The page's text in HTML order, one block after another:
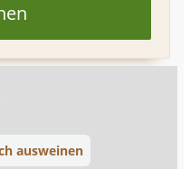
ausweinen